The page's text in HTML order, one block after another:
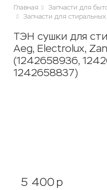
Главная
Запчасти для
Запчасти для
ТЭН сушки для
Aeg, Electrolux,
(1242658936,
1242658837)
5 400 p